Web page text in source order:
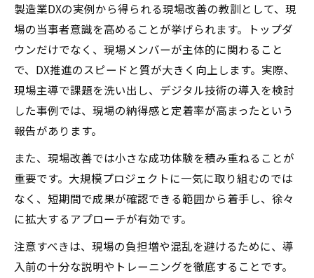
製造業DXの実例から得られる現場改善の教訓として、現
場の当事者意識を高めることが挙げられます。トップダ
ウンだけでなく、現場メンバーが主体的に関わること
で、DX推進のスピードと質が大きく向上します。実際、
現場主導で課題を洗い出し、デジタル技術の導入を検討
した事例では、現場の納得感と定着率が高まったという
報告があります。
また、現場改善では小さな成功体験を積み重ねることが
重要です。大規模プロジェクトに一気に取り組むのでは
なく、短期間で成果が確認できる範囲から着手し、徐々
に拡大するアプローチが有効です。
注意すべきは、現場の負担増や混乱を避けるために、導
入前の十分な説明やトレーニングを徹底することです。